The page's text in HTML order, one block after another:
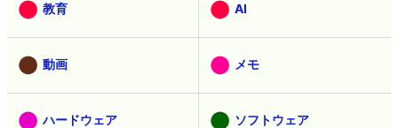
教育 AI
動画 メモ
ハードウェア ソフトウェア